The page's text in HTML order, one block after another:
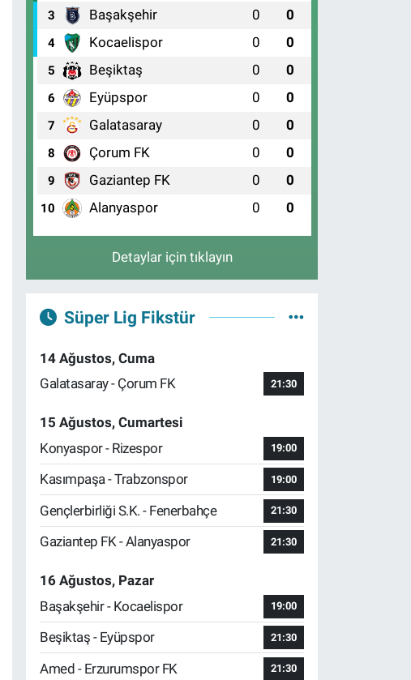
3 Başakşehir 0 0
4 Kocaelispor 0 0
5 Beşiktaş 0 0
6 Eyüpspor 0 0
7 Galatasaray 0 0
8 Çorum FK 0 0
9 Gaziantep FK 0 0
10 Alanyaspor 0 0
Detaylar için tıklayın
Süper Lig Fikstür
14 Ağustos, Cuma
Galatasaray - Çorum FK
21:30
15 Ağustos, Cumartesi
Konyaspor - Rizespor
19:00
Kasımpaşa - Trabzonspor 19:00
Gençlerbirliği S.K. - Fenerbahçe 21:30
Gaziantep FK - Alanyaspor 21:30
16 Ağustos, Pazar
Başakşehir - Kocaelispor
19:00
Beşiktaş - Eyüpspor 21:30
Amed - Erzurumspor FK 21:30